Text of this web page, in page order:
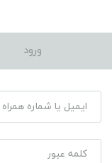
ورود
ایمیل یا شماره همراه
کلمه عبور